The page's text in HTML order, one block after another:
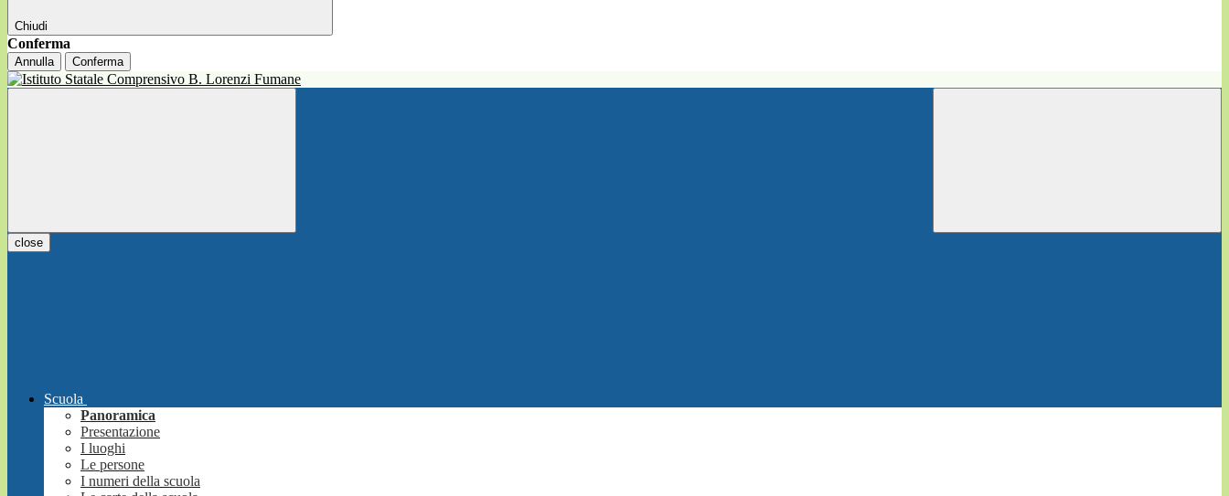
Chiudi
Conferma
Annulla Conferma
close
Scuola
Panoramica
Presentazione
I luoghi
Le persone
I numeri della scuola